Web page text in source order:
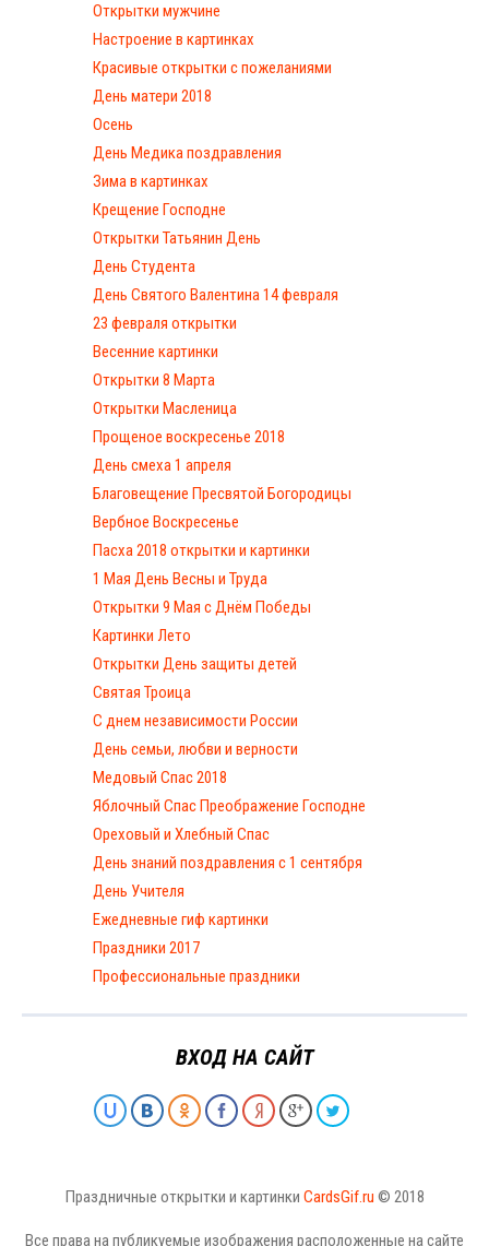
Открытки мужчине
Настроение в картинках
Красивые открытки с пожеланиями
День матери 2018
Осень
День Медика поздравления
Зима в картинках
Крещение Господне
Открытки Татьянин День
День Студента
День Святого Валентина 14 февраля
23 февраля открытки
Весенние картинки
Открытки 8 Марта
Открытки Масленица
Прощеное воскресенье 2018
День смеха 1 апреля
Благовещение Пресвятой Богородицы
Вербное Воскресенье
Пасха 2018 открытки и картинки
1 Мая День Весны и Труда
Открытки 9 Мая с Днём Победы
Картинки Лето
Открытки День защиты детей
Святая Троица
С днем независимости России
День семьи, любви и верности
Медовый Спас 2018
Яблочный Спас Преображение Господне
Ореховый и Хлебный Спас
День знаний поздравления с 1 сентября
День Учителя
Ежедневные гиф картинки
Праздники 2017
Профессиональные праздники
ВХОД НА САЙТ
Праздничные открытки и картинки CardsGif.ru © 2018
Все права на публикуемые изображения расположенные на сайте